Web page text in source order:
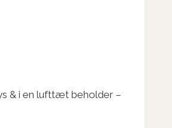
& i en lufttæt beholder –